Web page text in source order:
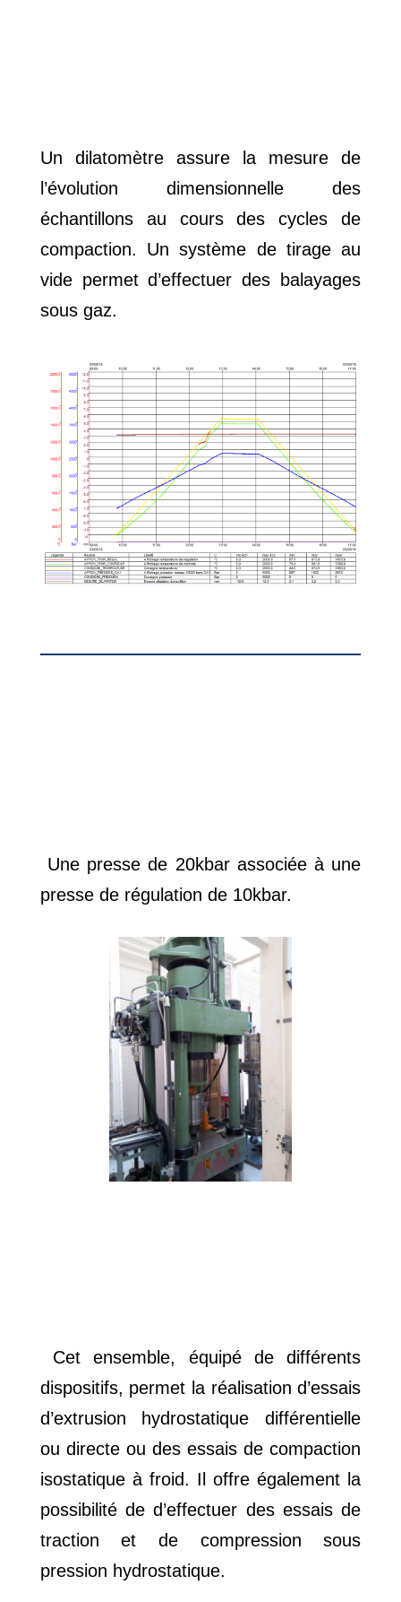
Un dilatomètre assure la mesure de
l’évolution dimensionnelle des
échantillons au cours des cycles de
compaction. Un système de tirage au
vide permet d’effectuer des balayages
sous gaz.
Une presse de 20kbar associée à une
presse de régulation de 10kbar.
Cet ensemble, équipé de différents
dispositifs, permet la réalisation d’essais
d’extrusion hydrostatique différentielle
ou directe ou des essais de compaction
isostatique à froid. Il offre également la
possibilité de d’effectuer des essais de
traction et de compression sous
pression hydrostatique.